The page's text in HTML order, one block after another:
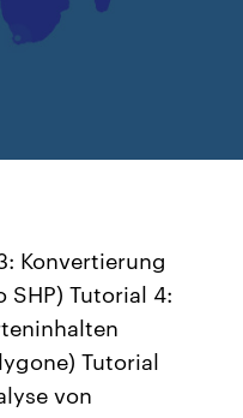
Konvertierung
SHP) Tutorial 4:
Tutorial
von